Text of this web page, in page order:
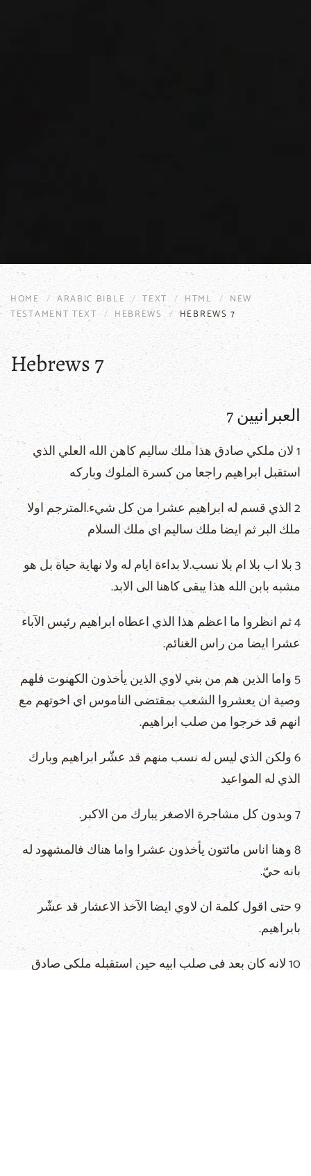
HOME ARABIC BIBLE TEXT HTML
NEW
TESTAMENT TEXT
HEBREWS HEBREWS 7
Hebrews 7
العبرانيين 7
1 لان ملكي صادق هذا ملك ساليم كاهن الله العلي الذي
استقبل ابراهيم راجعا من كسرة الملوك وباركه
2 الذي قسم له ابراهيم عشرا من كل شيء.المترجم اولا
ملك البر ثم ايضا ملك ساليم اي ملك السلام
3 بلا اب بلا ام بلا نسب.لا بداءة ايام له ولا نهاية حياة بل هو
مشبه بابن الله هذا يبقى كاهنا الى الابد.
4 ثم انظروا ما اعظم هذا الذي اعطاه ابراهيم رئيس الآباء
عشرا ايضا من راس الغنائم.
5 واما الذين هم من بني لاوي الذين يأخذون الكهنوت فلهم
وصية ان يعشروا الشعب بمقتضى الناموس اي اخوتهم مع
انهم قد خرجوا من صلب ابراهيم.
6 ولكن الذي ليس له نسب منهم قد عشّر ابراهيم وبارك
الذي له المواعيد
7 وبدون كل مشاجرة الاصغر يبارك من الاكبر.
8 وهنا اناس مائتون يأخذون عشرا واما هناك فالمشهود له
بانه حيّ.
9 حتى اقول كلمة ان لاوي ايضا الآخذ الاعشار قد عشّر
بابراهيم.
10 لانه كان بعد في صلب ابيه حين استقبله ملكي صادق